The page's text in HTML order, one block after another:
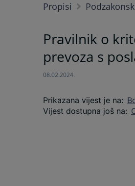
Propisi
Pravilnik o
prevoza s
08.02.2024.
Prikazana vijest je na:
Vijest dostupna još na: